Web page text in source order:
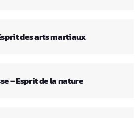
des arts martiaux
– Esprit de la nature